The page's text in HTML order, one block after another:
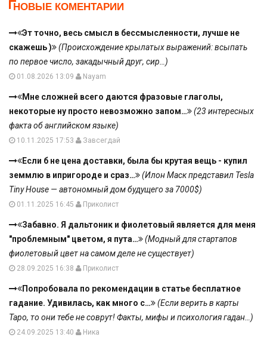
НОВЫЕ КОМЕНТАРИИ
Эт точно, весь смысл в бессмысленности, лучше не
скажешь )
(Происхождение крылатых выражений: всыпать
по первое число, закадычный друг, сир…)
01.08.2026 13:09 Nayam
Мне сложней всего даются фразовые глаголы,
некоторые ну просто невозможно запом…
(23 интересных
факта об английском языке)
10.11.2025 17:53 Завсегдай
Если б не цена доставки, была бы крутая вещь - купил
земмлю в ипригороде и сраз…
(Илон Маск представил Tesla
Tiny House — автономный дом будущего за 7000$)
01.11.2025 16:45 Приколист
Забавно. Я дальтоник и фиолетовый является для меня
"проблемным" цветом, я пута…
(Модный для стартапов
фиолетовый цвет на самом деле не существует)
28.09.2025 16:38 Приколист
Попробовала по рекомендации в статье бесплатное
гадание. Удивилась, как много с…
(Если верить в карты
Таро, то они тебе не соврут! Факты, мифы и психология гадан…)
24.09.2025 13:40 Ника